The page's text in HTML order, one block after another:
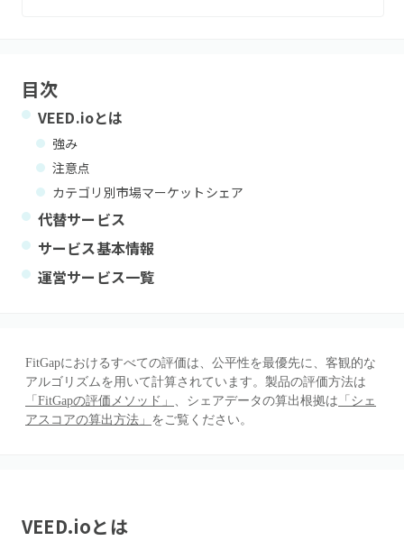
目次
VEED.ioとは
強み
注意点
カテゴリ別市場マーケットシェア
代替サービス
サービス基本情報
運営サービス一覧
FitGapにおけるすべての評価は、公平性を最優先に、客観的な
アルゴリズムを用いて計算されています。製品の評価方法は
「FitGapの評価メソッド」 、シェアデータの算出根拠は 「シェ
アスコアの算出方法」 をご覧ください。
VEED.ioとは